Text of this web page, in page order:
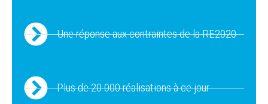
Une réponse aux contraintes de la RE2020
Plus de 20 000 réalisations à ce jour